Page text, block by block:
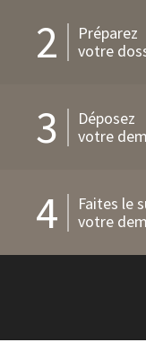
2
Préparez
votre
3
Déposez
votre
4
Faites le
votre